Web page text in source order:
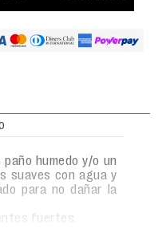
paño humedo y/o un
suaves con agua y
para no dañar la
fuertes.